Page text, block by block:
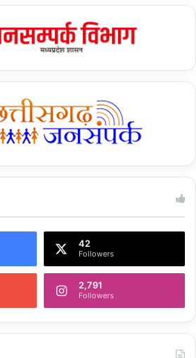
42
Followers
2,791
Followers